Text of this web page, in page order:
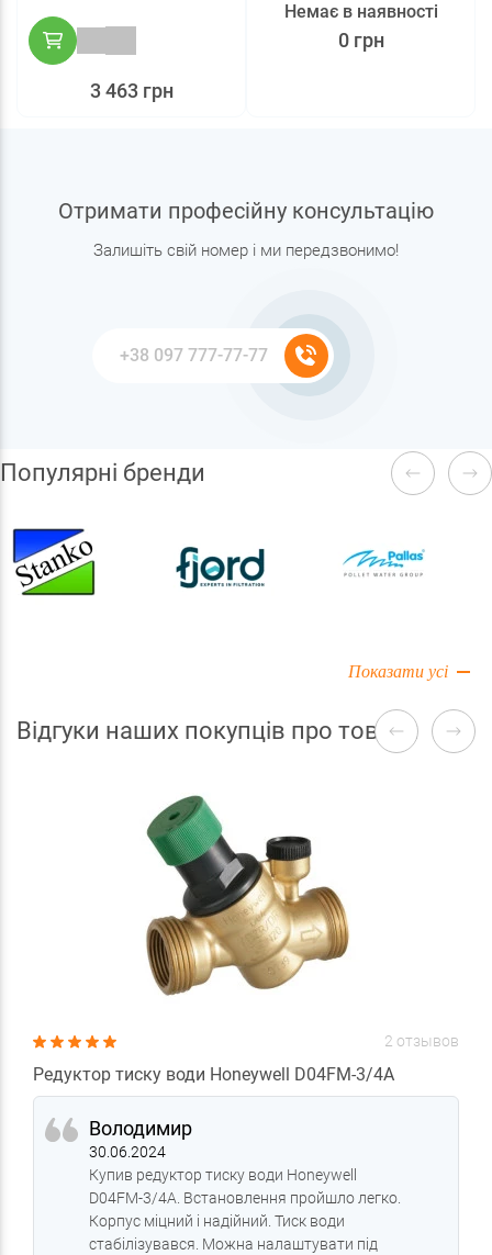
3 463 грн
0 грн
Немає в наявності
Отримати професійну консультацію
Залишіть свій номер і ми передзвонимо!
Популярні бренди
Показати усі
Відгуки наших покупців про товари
2 отзывов
Редуктор тиску води Honeywell D04FM-3/4A
Володимир
30.06.2024
Купив редуктор тиску води Honeywell
D04FM-3/4A. Встановлення пройшло легко.
Корпус міцний і надійний. Тиск води
стабілізувався. Можна налаштувати під